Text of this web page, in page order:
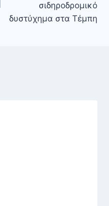
σιδηροδρομικό
δυστύχημα στα Τέμπη